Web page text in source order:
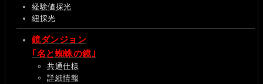
経験値採光
紐採光
鏡ダンジョン
｢名と蜘蛛の鏡｣
共通仕様
詳細情報